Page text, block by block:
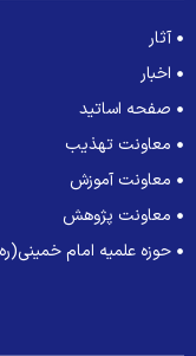
آثار
اخبار
صفحه اساتید
معاونت تهذیب
معاونت آموزش
معاونت پژوهش
حوزه علمیه امام خمینی(ره) 2